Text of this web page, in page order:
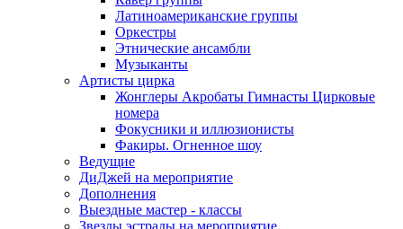
Латиноамериканские группы
Оркестры
Этнические ансамбли
Музыканты
Артисты цирка
Жонглеры Акробаты Гимнасты Цирковые
номера
Фокусники и иллюзионисты
Факиры. Огненное шоу
Ведущие
ДиДжей на мероприятие
Дополнения
Выездные мастер - классы
Звезды эстрады на мероприятие